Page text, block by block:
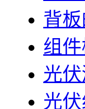
背
组
光
光